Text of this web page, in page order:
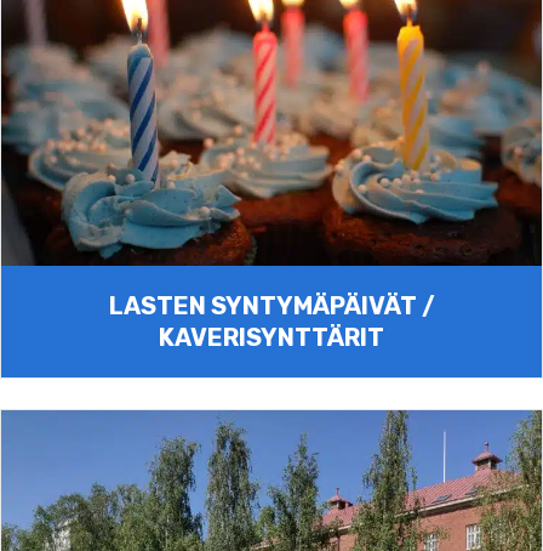
LASTEN SYNTYMÄPÄIVÄT /
KAVERISYNTTÄRIT